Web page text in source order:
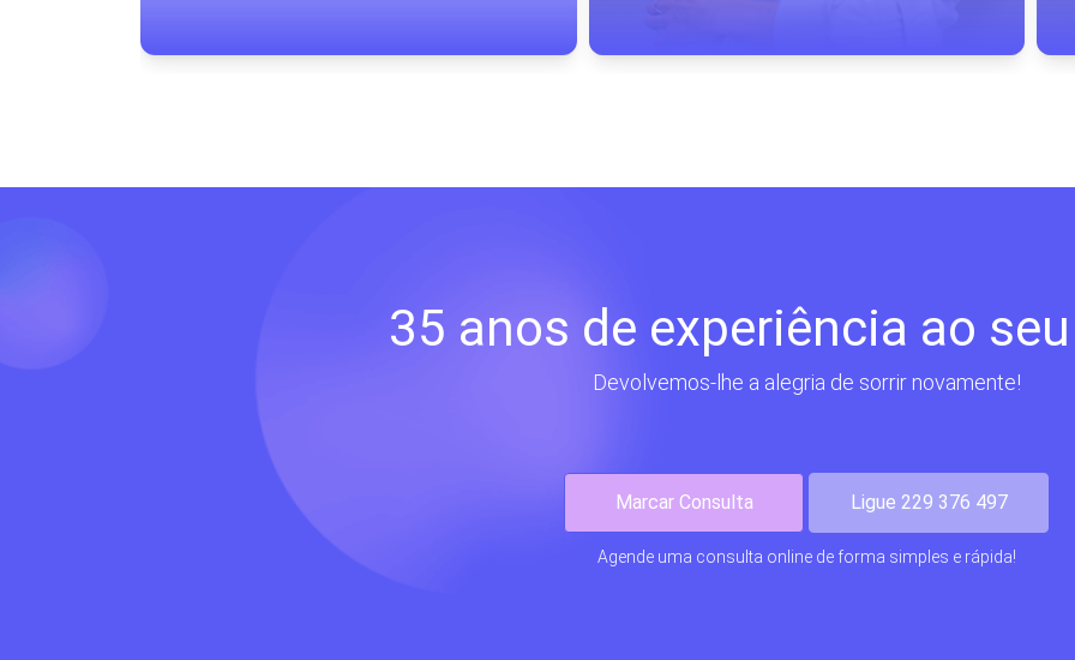
35 anos de experiência ao
Devolvemos-lhe a alegria de sorrir novamente!
Marcar Consulta Ligue 229 376 497
Agende uma consulta online de forma simples e rápida!